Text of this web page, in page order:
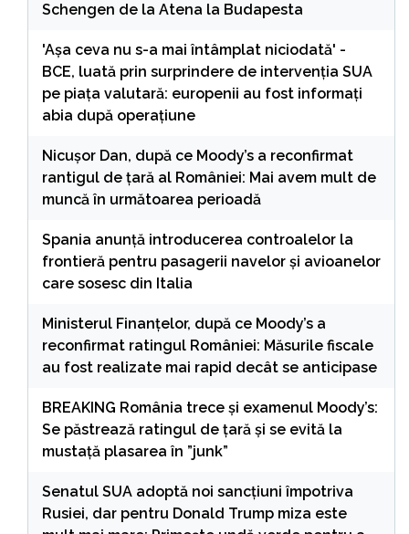
Schengen de la Atena la Budapesta
'Așa ceva nu s-a mai întâmplat niciodată' -
BCE, luată prin surprindere de intervenția SUA
pe piața valutară: europenii au fost informați
abia după operațiune
Nicușor Dan, după ce Moody’s a reconfirmat
rantigul de țară al României: Mai avem mult de
muncă în următoarea perioadă
Spania anunță introducerea controalelor la
frontieră pentru pasagerii navelor și avioanelor
care sosesc din Italia
Ministerul Finanțelor, după ce Moody’s a
reconfirmat ratingul României: Măsurile fiscale
au fost realizate mai rapid decât se anticipase
BREAKING România trece și examenul Moody’s:
Se păstrează ratingul de țară și se evită la
mustață plasarea în ”junk”
Senatul SUA adoptă noi sancțiuni împotriva
Rusiei, dar pentru Donald Trump miza este